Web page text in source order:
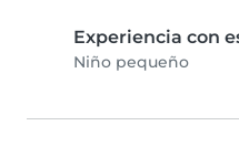
Experiencia con
Niño pequeño